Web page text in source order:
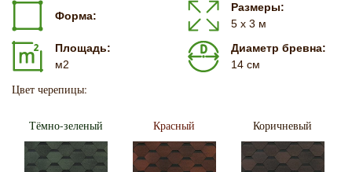
Форма:
Размеры:
5 х 3 м
Площадь:
м2
Диаметр бревна:
14 см
Цвет черепицы:
Тёмно-зеленый Красный Коричневый